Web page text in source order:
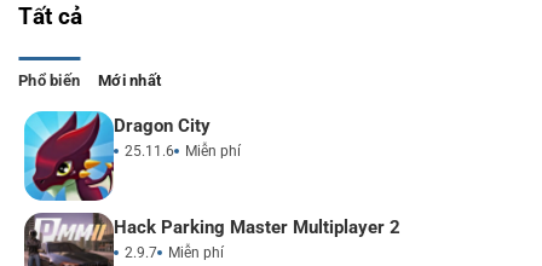
Tất cả
Phổ biến Mới nhất
Dragon City
25.11.6 Miễn phí
Hack Parking Master Multiplayer 2
2.9.7 Miễn phí